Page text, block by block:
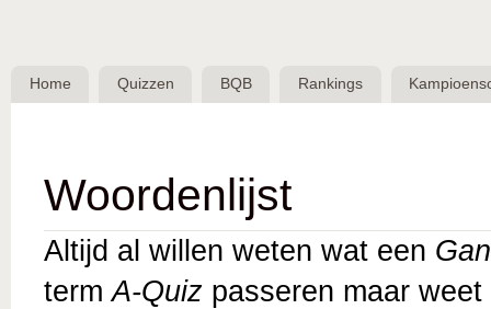
Belgische
QuizBond
Home Quizzen BQB Rankings
Woordenlijst
Altijd al willen weten wat een
termA-Quiz passeren maar